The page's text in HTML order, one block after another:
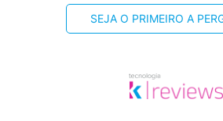
SEJA O PRIMEIRO A